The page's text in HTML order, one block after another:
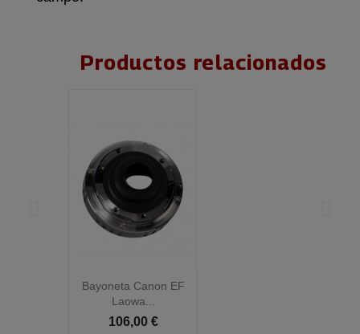
Productos relacionados
Bayoneta Canon EF
Laowa...
106,00 €